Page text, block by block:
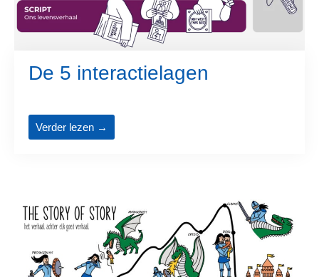
De 5 interactielagen
Verder lezen →